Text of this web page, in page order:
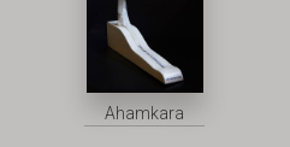
Ahamkara